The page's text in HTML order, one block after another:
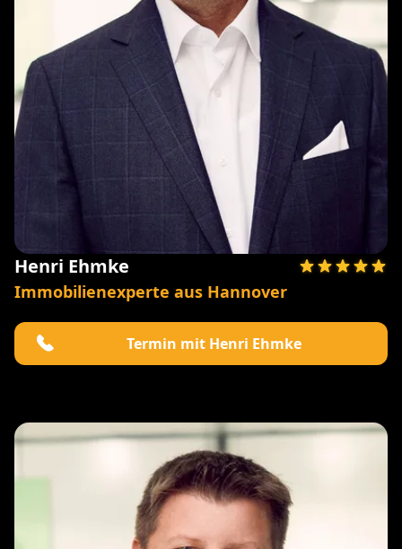
Henri Ehmke
Immobilienexperte aus Hannover
Termin mit Henri Ehmke